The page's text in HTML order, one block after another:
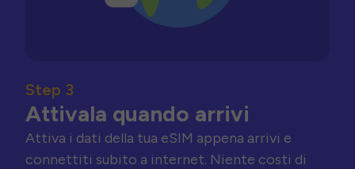
Step 3
Attivala quando arrivi
Attiva i dati della tua eSIM appena arrivi e
connettiti subito a internet. Niente costi di